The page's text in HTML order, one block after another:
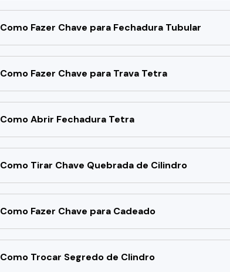
Como Fazer Chave para Fechadura Tubular
Como Fazer Chave para Trava Tetra
Como Abrir Fechadura Tetra
Como Tirar Chave Quebrada de Cilindro
Como Fazer Chave para Cadeado
Como Trocar Segredo de Clindro